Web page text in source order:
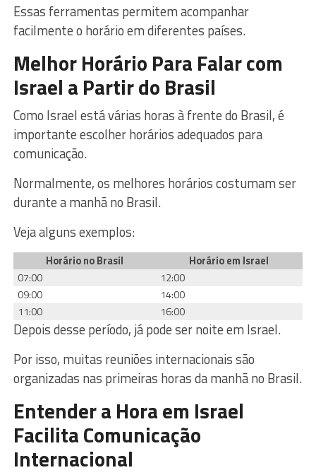
Essas ferramentas permitem acompanhar
facilmente o horário em diferentes países.
Melhor Horário Para Falar com
Israel a Partir do Brasil
Como Israel está várias horas à frente do Brasil, é
importante escolher horários adequados para
comunicação.
Normalmente, os melhores horários costumam ser
durante a manhã no Brasil.
Veja alguns exemplos:
Horário no Brasil
Horário em Israel
07:00
12:00
09:00
14:00
11:00
16:00
Depois desse período, já pode ser noite em Israel.
Por isso, muitas reuniões internacionais são
organizadas nas primeiras horas da manhã no Brasil.
Entender a Hora em Israel
Facilita Comunicação
Internacional